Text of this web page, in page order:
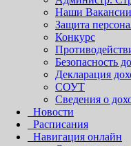
Наши Вакансии
Защита
Конкурс
Безопасность
Декларация
СОУТ
Сведения о
Новости
Расписания
Навигация онлайн